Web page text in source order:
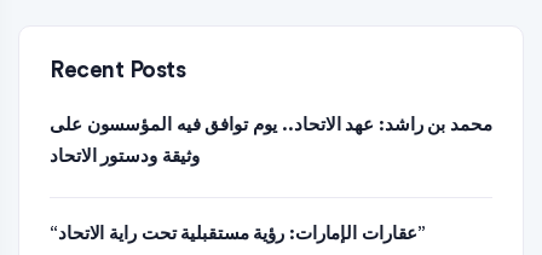
Recent Posts
محمد بن راشد: عهد الاتحاد.. يوم توافق فيه المؤسسون على
وثيقة ودستور الاتحاد
“عقارات الإمارات: رؤية مستقبلية تحت راية الاتحاد”